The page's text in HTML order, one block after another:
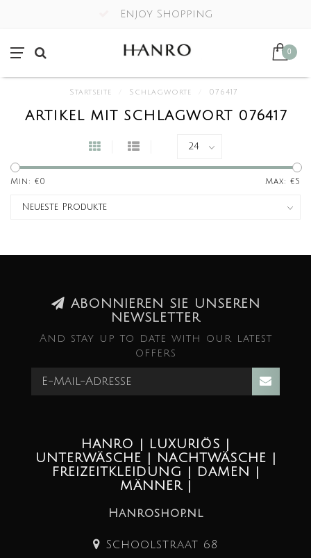
Enjoy Shopping
0
Startseite Schlagworte 076417
ARTIKEL MIT SCHLAGWORT 076417
Min: €0 Max: €5
ABONNIEREN SIE UNSEREN
NEWSLETTER
And stay up to date with our latest
offers
HANRO | LUXURIÖS |
UNTERWÄSCHE | NACHTWÄSCHE |
FREIZEITKLEIDUNG | DAMEN |
MÄNNER |
Hanroshop.nl
Schoolstraat 68